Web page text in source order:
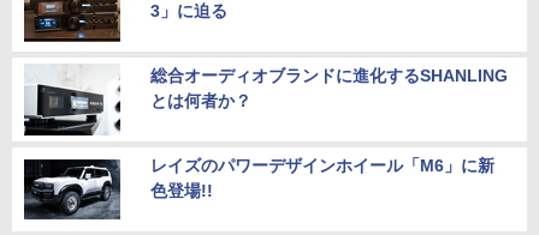
3」に迫る
総合オーディオブランドに進化するSHANLING
とは何者か？
レイズのパワーデザインホイール「M6」に新
色登場!!